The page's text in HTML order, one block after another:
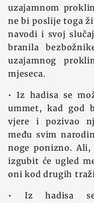
uzajamnom
ne bi poslije toga
navodi i svoj
branila
uzajamnog
mjeseca.
• Iz hadisa se
ummet, kad god
vjere i pozivao
među svim
noge ponizno. Ali,
izgubit će ugled
oni kod drugih
• Iz hadisa